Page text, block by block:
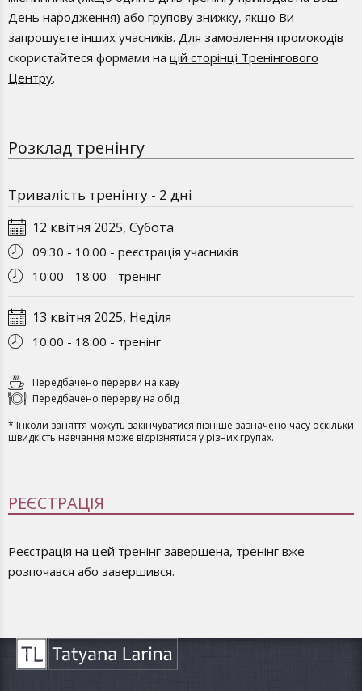
Навчання відбувається у суботу та неділю з 10:00 до 18:00
Формат навчання: очно у Києві + онлайн
Перерва між сегментами 3-4 тижні
День народження) або групову знижку, якщо Ви
запрошуєте інших учасників. Для замовлення промокодів
скористайтеся формами на цій сторінці Тренінгового
Центру.
Розклад тренінгу
Тривалість тренінгу - 2 дні
12 квітня 2025, Субота
09:30 - 10:00 - реєстрація учасників
10:00 - 18:00 - тренінг
13 квітня 2025, Неділя
10:00 - 18:00 - тренінг
Передбачено перерви на каву
Передбачено перерву на обід
* Інколи заняття можуть закінчуватися пізніше зазначено часу оскільки
швидкість навчання може відрізнятися у різних групах.
РЕЄСТРАЦІЯ
Реєстрація на цей тренінг завершена, тренінг вже
розпочався або завершився.